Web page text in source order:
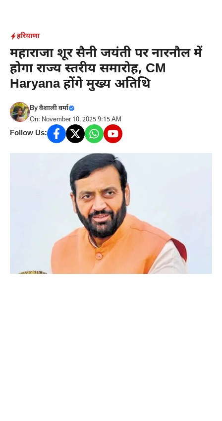
content
हरियाणा
महाराजा शूर सैनी जयंती पर नारनौल में
होगा राज्य स्तरीय समारोह, CM
Haryana होंगे मुख्य अतिथि
Byवैशाली वर्मा
On: November 10, 2025 9:15 AM
Follow Us: